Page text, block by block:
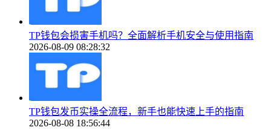
TP钱包会损害手机吗？全面解析手机安全与使用指南
2026-08-09 08:28:32
TP钱包发币实操全流程，新手也能快速上手的指南
2026-08-08 18:56:44